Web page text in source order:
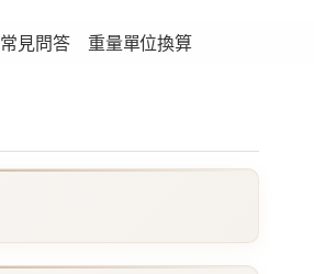
常見問答 重量單位換算